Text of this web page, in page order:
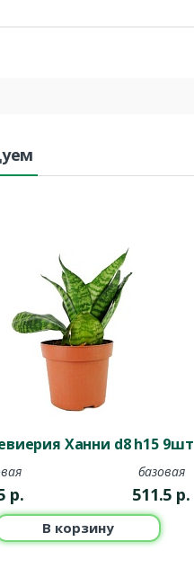
Ханни d8 h15 9шт
р.
базовая
511.5 р.
В корзину